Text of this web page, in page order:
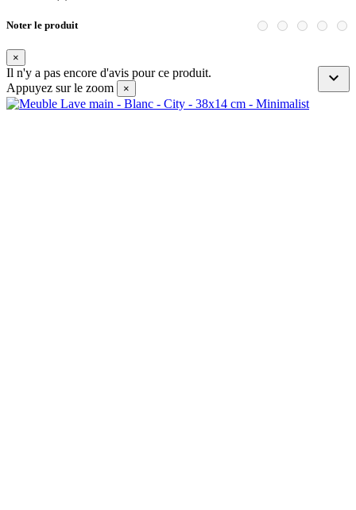
Noter le produit
×

Il n'y a pas encore d'avis pour ce produit.
Appuyez sur le zoom
×